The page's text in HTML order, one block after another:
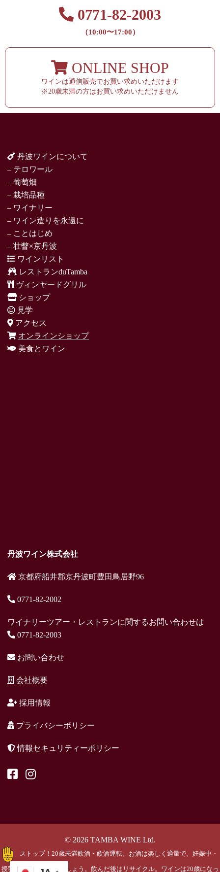
0771-82-2003
（10:00〜17:00）
ONLINE SHOP
ワインは通信販売でお買い求めいただけます
※20歳未満の方はお買い求めいただけません
丹波ワインについて
– テロワール
– 葡萄畑
– 栽培品種
– ワイナリー
– ワイン造りを永遠に
– ことはじめ
– 壮瞥×京丹波
ワインリスト
レストランduTamba
ヴィンヤードグリル
ショップ
見学
アクセス
オンラインショップ
美食とワイン
丹波ワイン株式会社
京都府船井郡京丹波町豊田鳥居野96
0771-82-2002
ワイナリーツアー・レストランに関するお問い合わせは
0771-82-2003
お問い合わせ
会社概要
採用情報
プライバシーポリシー
情報セキュリティーポリシー
© 2026 TAMBA WINE Ltd.
ストップ！20歳未満飲酒・飲酒運転。お酒は楽しく適量で。妊娠中・
授乳期の飲酒はやめましょう。飲んだ後はリサイクル。ワインは20歳になっ